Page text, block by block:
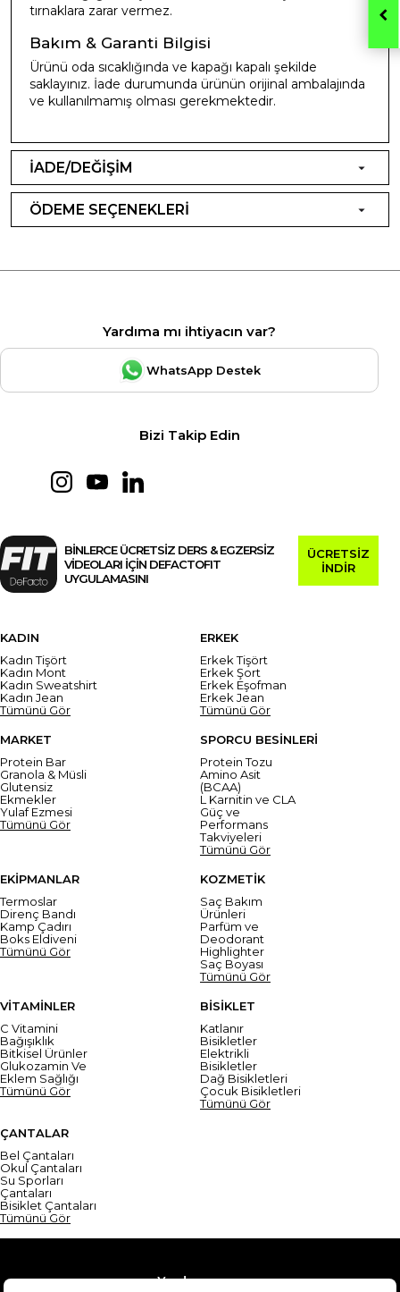
tırnaklara zarar vermez.
Bakım & Garanti Bilgisi
Ürünü oda sıcaklığında ve kapağı kapalı şekilde
saklayınız. İade durumunda ürünün orijinal ambalajında
ve kullanılmamış olması gerekmektedir.
İADE/DEĞİŞİM
ÖDEME SEÇENEKLERİ
Yardıma mı ihtiyacın var?
WhatsApp Destek
Bizi Takip Edin
BİNLERCE ÜCRETSİZ DERS & EGZERSİZ
VİDEOLARI İÇİN DEFACTOFIT
UYGULAMASINI
ÜCRETSİZ
İNDİR
KADIN
Kadın Tişört
Kadın Mont
Kadın Sweatshirt
Kadın Jean
Tümünü Gör
ERKEK
Erkek Tişört
Erkek Şort
Erkek Eşofman
Erkek Jean
Tümünü Gör
MARKET
Protein Bar
Granola & Müsli
Glutensiz
Ekmekler
Yulaf Ezmesi
Tümünü Gör
SPORCU BESİNLERİ
Protein Tozu
Amino Asit
(BCAA)
L Karnitin ve CLA
Güç ve
Performans
Takviyeleri
Tümünü Gör
EKİPMANLAR
Termoslar
Direnç Bandı
Kamp Çadırı
Boks Eldiveni
Tümünü Gör
KOZMETİK
Saç Bakım
Ürünleri
Parfüm ve
Deodorant
Highlighter
Saç Boyası
Tümünü Gör
VİTAMİNLER
C Vitamini
Bağışıklık
Bitkisel Ürünler
Glukozamin Ve
Eklem Sağlığı
Tümünü Gör
BİSİKLET
Katlanır
Bisikletler
Elektrikli
Bisikletler
Dağ Bisikletleri
Çocuk Bisikletleri
Tümünü Gör
ÇANTALAR
Bel Çantaları
Okul Çantaları
Su Sporları
Çantaları
Bisiklet Çantaları
Tümünü Gör
Yardım